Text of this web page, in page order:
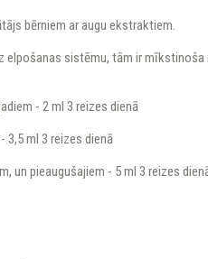
bērniem ar augu ekstraktiem.
elpošanas sistēmu, tām ir
- 2 ml 3 reizes dienā
3,5 ml 3 reizes dienā
un pieaugušajiem - 5 ml 3 reizes